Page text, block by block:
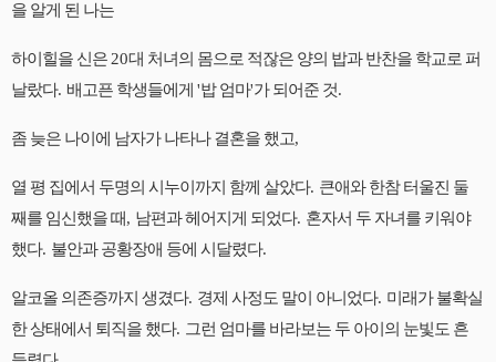
을 알게 된 나는
하이힐을 신은20대 처녀의 몸으로 적잖은 양의 밥과 반찬을 학교로 퍼
날랐다. 배고픈 학생들에게 '밥 엄마'가 되어준 것.
좀 늦은 나이에 남자가 나타나 결혼을 했고,
열 평 집에서 두명의 시누이까지 함께 살았다. 큰애와 한참 터울진 둘
째를 임신했을 때, 남편과 헤어지게 되었다. 혼자서 두 자녀를 키워야
했다. 불안과 공황장애 등에 시달렸다.
알코올 의존증까지 생겼다. 경제 사정도 말이 아니었다. 미래가 불확실
한 상태에서 퇴직을 했다. 그런 엄마를 바라보는 두 아이의 눈빛도 흔